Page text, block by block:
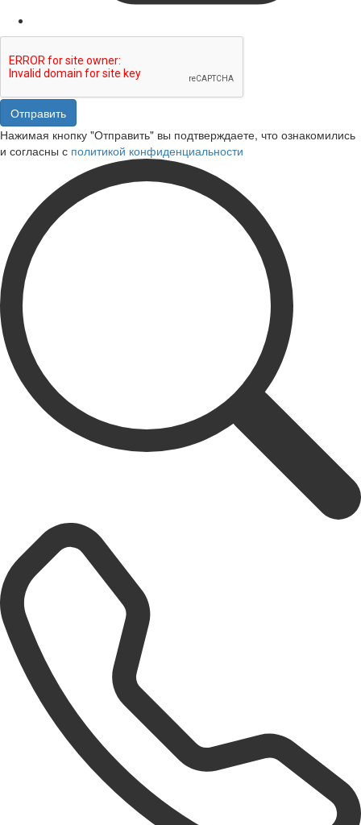
Отправить
Нажимая кнопку "Отправить" вы подтверждаете, что ознакомились
и согласны с политикой конфиденциальности